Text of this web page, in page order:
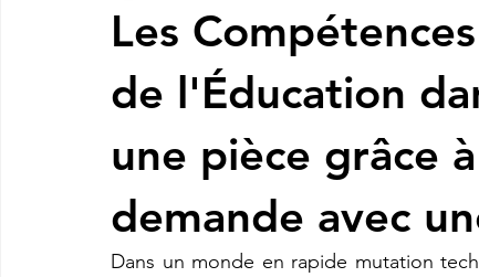
Filaments 3D PLA Acheter du Filament 3D
etre visible sur google Comment etre visible sur google
imprimante3d Creality K2 plus combo Imprimante 3d prix
Les
de l'Éducation
une pièce grâce
demande avec
Dans un monde en rapide mutation